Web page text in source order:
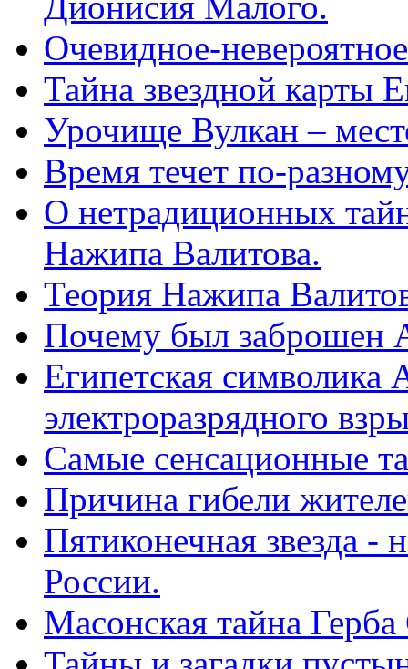
Очевидное-
Тайна звездной карты
Урочище Вулкан –
Время течет по-
О нетрадиционных
Нажипа Валитова.
Теория Нажипа
Почему был заброшен
Египетская символика
электроразрядного
Самые сенсационные
Причина гибели
Пятиконечная звезда -
России.
Масонская тайна